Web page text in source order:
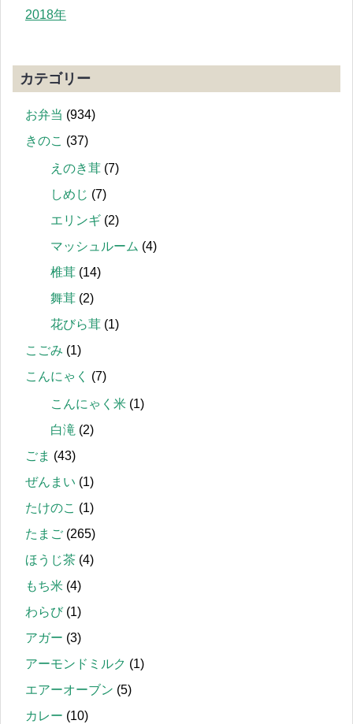
2018年
カテゴリー
お弁当 (934)
きのこ (37)
えのき茸 (7)
しめじ (7)
エリンギ (2)
マッシュルーム (4)
椎茸 (14)
舞茸 (2)
花びら茸 (1)
こごみ (1)
こんにゃく
(7)
こんにゃく米 (1)
白滝 (2)
ごま (43)
ぜんまい (1)
たけのこ (1)
たまご (265)
ほうじ茶 (4)
もち米 (4)
わらび(1)
アガー (3)
アーモンドミルク (1)
エアーオーブン (5)
カレー (10)